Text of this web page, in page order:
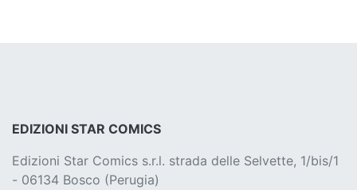
EDIZIONI STAR COMICS
Edizioni Star Comics s.r.l. strada delle Selvette, 1/bis/1
- 06134 Bosco (Perugia)